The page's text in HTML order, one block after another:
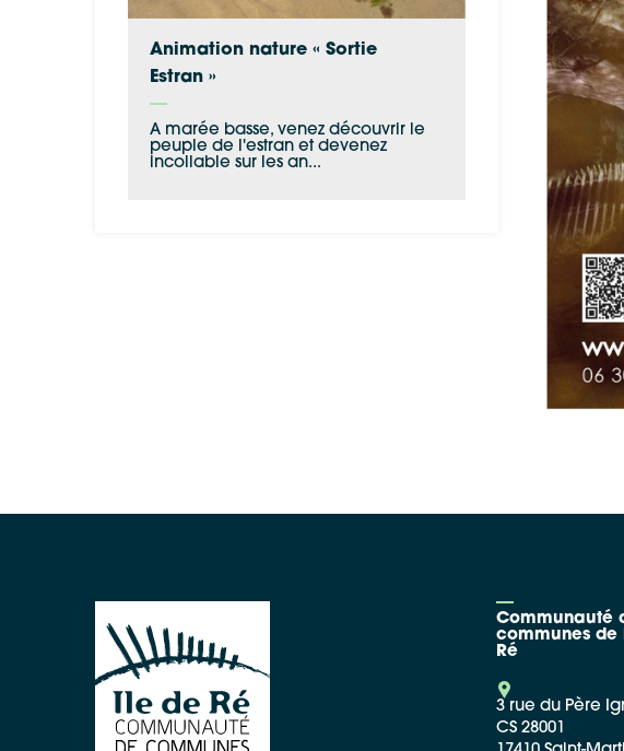
Animation nature « Sortie
Estran »
A marée basse, venez découvrir le
peuple de l'estran et devenez
incollable sur les an...
Communauté
communes de
Ré
3 rue du Père
CS 28001